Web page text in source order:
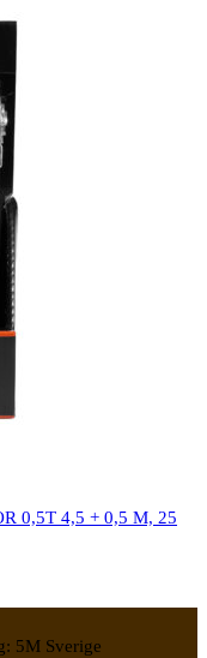
0,5T 4,5 + 0,5 M, 25
5M Sverige